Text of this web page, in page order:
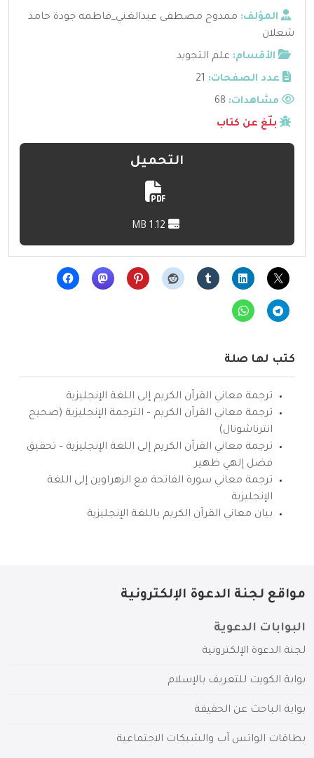
المؤلف: ممدوح مصطفى عبدالغني_فاطمه جودة حامد
شعلان
الأقسام: علم التجويد
عدد الصفحات: 21
مشاهدات:
بلّغ عن كتاب
التحميل
كتب لها صلة
ترجمة معاني القرآن الكريم إلى اللغة الإنجليزية
ترجمة معاني القرآن الكريم – الترجمة الإنجليزية (صحيح
انترناشونال)
ترجمة معاني القرآن الكريم إلى اللغة الإنجليزية – تحقيق
فضل إلهي ظهير
ترجمة معاني سورة الفاتحة مع الزهراوين إلى اللغة
الإنجليزية
بيان معاني القرآن الكريم باللغة الإنجليزية
مواقع لجنة الدعوة الإلكترونية
البوابات الدعوية
لجنة الدعوة الإلكترونية
بوابة الكويت للتعريف بالإسلام
بوابة الباحث عن الحقيقة
بطاقات الواتس آب والشبكات الاجتماعية